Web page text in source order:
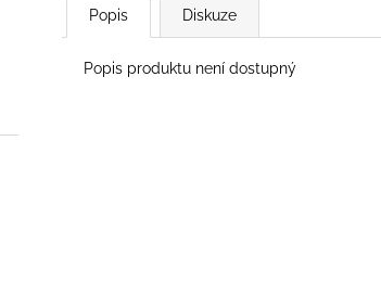
Popis Diskuze
Popis produktu není dostupný